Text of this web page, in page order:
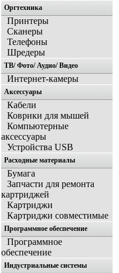
Оргтехника
Принтеры
Сканеры
Телефоны
Шредеры
ТВ/ Фото/ Аудио/ Видео
Интернет-камеры
Аксессуары
Кабели
Коврики для мышей
Компьютерные
аксессуары
Устройства USB
Расходные материалы
Бумага
Запчасти для ремонта
картриджей
Картриджи
Картриджи совместимые
Программное обеспечение
Программное
обеспечение
Индустриальные системы